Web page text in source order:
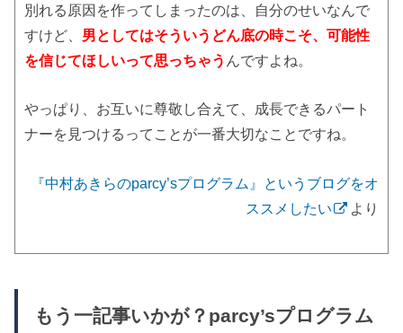
別れる原因を作ってしまったのは、自分のせいなんで
すけど、 男としてはそういうどん底の時こそ、可能性
を信じてほしいって思っちゃう んですよね。
やっぱり、お互いに尊敬し合えて、成長できるパート
ナーを見つけるってことが一番大切なことですね。
『中村あきらのparcy’sプログラム』というブログをオ
ススメしたい
より
もう一記事いかが？parcy’sプログラム